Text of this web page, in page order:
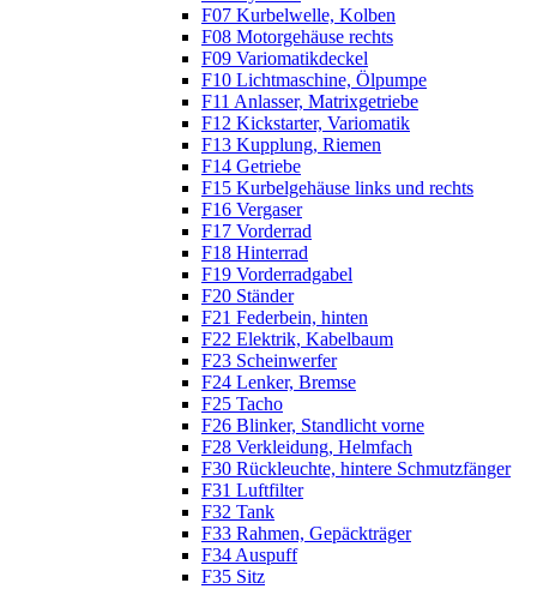
F07 Kurbelwelle, Kolben
F08 Motorgehäuse rechts
F09 Variomatikdeckel
F10 Lichtmaschine, Ölpumpe
F11 Anlasser, Matrixgetriebe
F12 Kickstarter, Variomatik
F13 Kupplung, Riemen
F14 Getriebe
F15 Kurbelgehäuse links und rechts
F16 Vergaser
F17 Vorderrad
F18 Hinterrad
F19 Vorderradgabel
F20 Ständer
F21 Federbein, hinten
F22 Elektrik, Kabelbaum
F23 Scheinwerfer
F24 Lenker, Bremse
F25 Tacho
F26 Blinker, Standlicht vorne
F28 Verkleidung, Helmfach
F30 Rückleuchte, hintere Schmutzfänger
F31 Luftfilter
F32 Tank
F33 Rahmen, Gepäckträger
F34 Auspuff
F35 Sitz